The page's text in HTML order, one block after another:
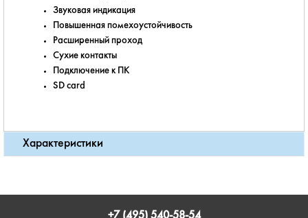
Звуковая индикация
Повышенная помехоустойчивость
Расширенный проход
Сухие контакты
Подключение к ПК
SD card
Характеристики
+7 (495) 540-58-54